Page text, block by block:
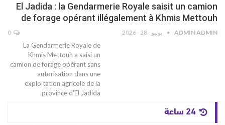
El Jadida : la Gendarmerie Royale saisit un camion
de forage opérant illégalement à Khmis Mettouh
ADMIN ADMIN يونيو - 28 - 2026
La Gendarmerie Royale de
Khmis Mettouh a saisi un
camion de forage opérant sans
autorisation dans une
exploitation agricole de la
province d’El Jadida.